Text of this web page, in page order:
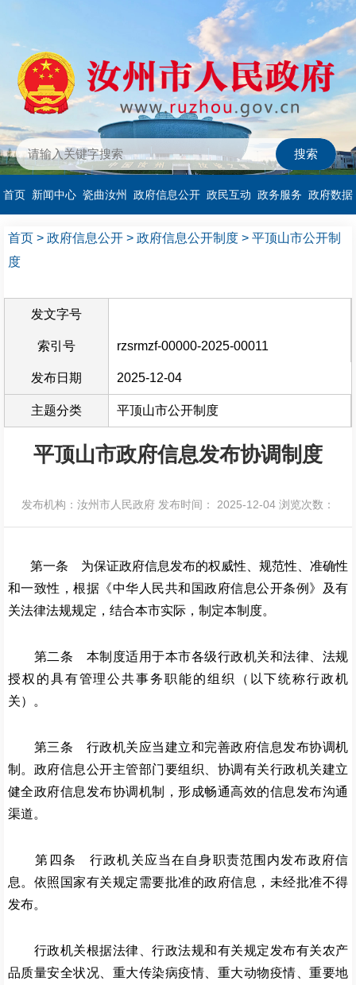
首页 新闻中心 瓷曲汝州 政府信息公开 政民互动 政务服务 政府数据
首页 > 政府信息公开 > 政府信息公开制度 > 平顶山市公开制
度
发文字号
索引号 rzsrmzf-00000-2025-00011
发布日期 2025-12-04
主题分类 平顶山市公开制度
平顶山市政府信息发布协调制度
发布机构：汝州市人民政府 发布时间： 2025-12-04 浏览次数：
第一条 为保证政府信息发布的权威性、规范性、准确性
和一致性，根据《中华人民共和国政府信息公开条例》及有
关法律法规规定，结合本市实际，制定本制度。
第二条 本制度适用于本市各级行政机关和法律、法规
授权的具有管理公共事务职能的组织（以下统称行政机
关）。
第三条 行政机关应当建立和完善政府信息发布协调机
制。政府信息公开主管部门要组织、协调有关行政机关建立
健全政府信息发布协调机制，形成畅通高效的信息发布沟通
渠道。
第四条 行政机关应当在自身职责范围内发布政府信
息。依照国家有关规定需要批准的政府信息，未经批准不得
发布。
行政机关根据法律、行政法规和有关规定发布有关农产
品质量安全状况、重大传染病疫情、重大动物疫情、重要地